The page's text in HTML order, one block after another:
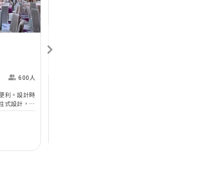
600人
利。設計時
式設計，環
備。喜宴堂
舉行華麗
場地，可以
派對。酒
及賓客留下